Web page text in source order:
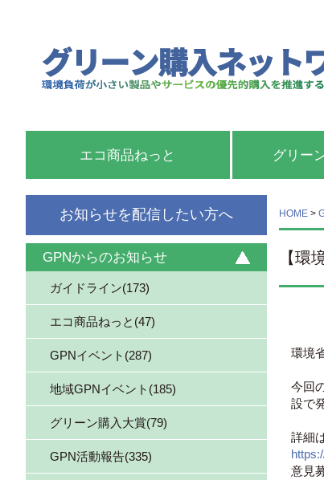
エコ商品ねっと グリー
お知らせを配信したい方へ
GPNからのお知らせ
ガイドライン(173)
エコ商品ねっと(47)
GPNイベント(287)
地域GPNイベント(185)
グリーン購入大賞(79)
GPN活動報告(335)
HOME >
【環
環境
今回
設で
詳細
意見